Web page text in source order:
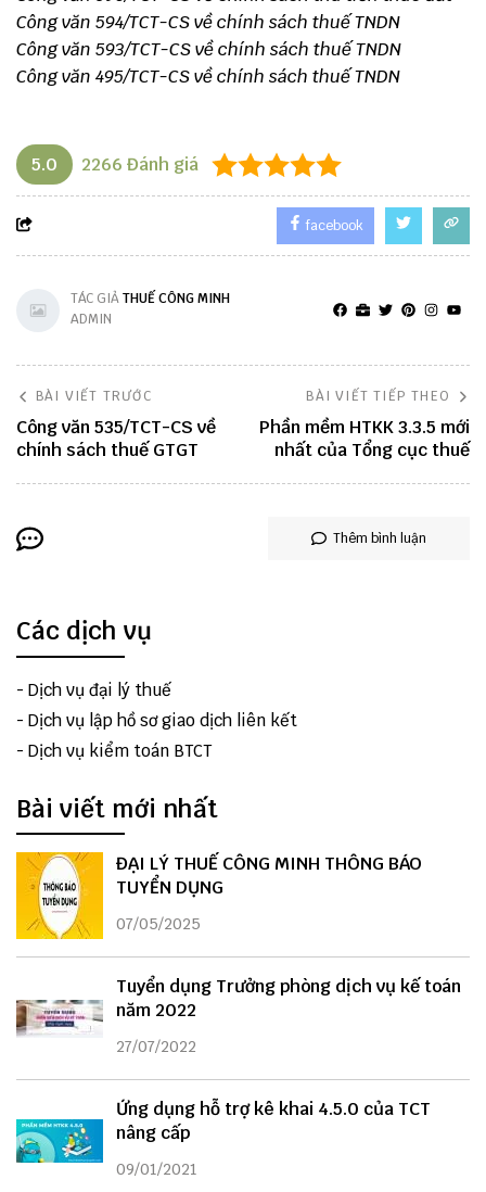
Công văn 594/TCT-CS về chính sách thuế TNDN
Công văn 593/TCT-CS về chính sách thuế TNDN
Công văn 495/TCT-CS về chính sách thuế TNDN
5.0 2266 Đánh giá
facebook
TÁC GIẢTHUẾ CÔNG MINH
ADMIN
BÀI VIẾT TRƯỚC
Công văn 535/TCT-CS về
chính sách thuế GTGT
BÀI VIẾT TIẾP THEO
Phần mềm HTKK 3.3.5 mới
nhất của Tổng cục thuế
Thêm bình luận
Các dịch vụ
- Dịch vụ đại lý thuế
- Dịch vụ lập hồ sơ giao dịch liên kết
- Dịch vụ kiểm toán BTCT
Bài viết mới nhất
ĐẠI LÝ THUẾ CÔNG MINH THÔNG BÁO
TUYỂN DỤNG
07/05/2025
Tuyển dụng Trưởng phòng dịch vụ kế toán
năm 2022
27/07/2022
Ứng dụng hỗ trợ kê khai 4.5.0 của TCT
nâng cấp
09/01/2021